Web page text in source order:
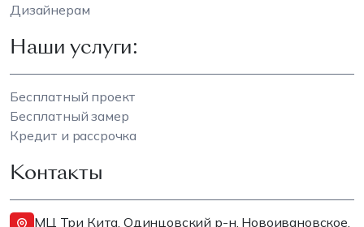
Дизайнерам
Наши услуги:
Бесплатный проект
Бесплатный замер
Кредит и рассрочка
Контакты
МЦ Три Кита, Одинцовский р-н, Новоивановское,